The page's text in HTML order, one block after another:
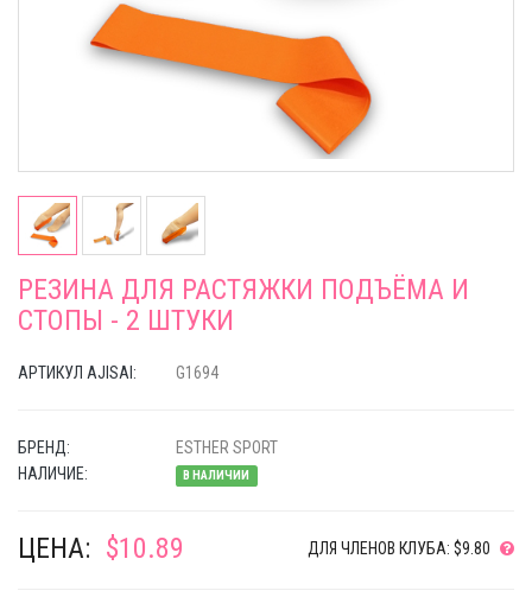
РЕЗИНА ДЛЯ РАСТЯЖКИ ПОДЪЁМА И
СТОПЫ - 2 ШТУКИ
АРТИКУЛ AJISAI: G1694
БРЕНД:
ESTHER SPORT
НАЛИЧИЕ:
В НАЛИЧИИ
ЦЕНА: $10.89 ДЛЯ ЧЛЕНОВ КЛУБА: $9.80